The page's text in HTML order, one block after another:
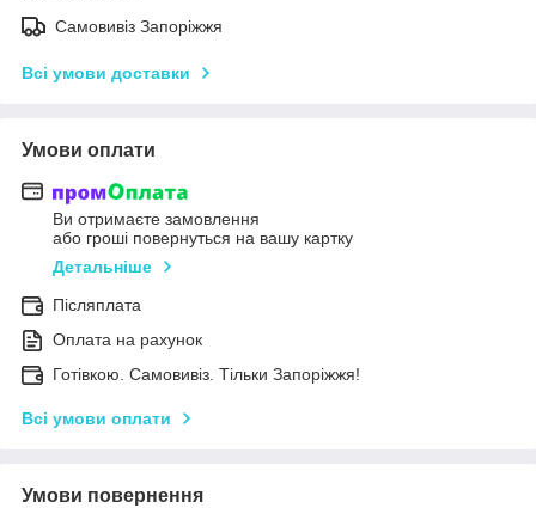
Самовивіз Запоріжжя
Всі умови доставки
Умови оплати
Ви отримаєте замовлення
або гроші повернуться на вашу картку
Детальніше
Післяплата
Оплата на рахунок
Готівкою. Самовивіз. Тільки Запоріжжя!
Всі умови оплати
Умови повернення